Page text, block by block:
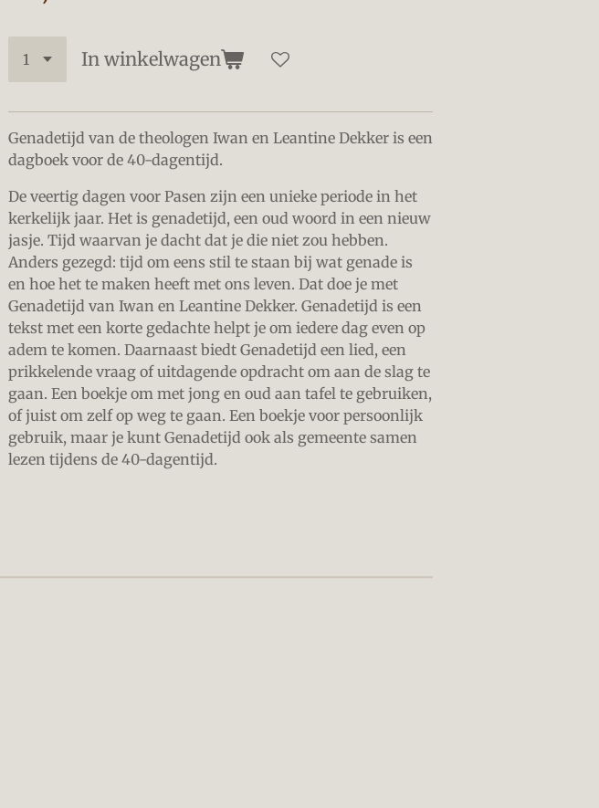
In winkelwagen
Genadetijd van de theologen Iwan en Leantine Dekker is een
dagboek voor de 40-dagentijd.
De veertig dagen voor Pasen zijn een unieke periode in het
kerkelijk jaar. Het is genadetijd, een oud woord in een nieuw
jasje. Tijd waarvan je dacht dat je die niet zou hebben.
Anders gezegd: tijd om eens stil te staan bij wat genade is
en hoe het te maken heeft met ons leven. Dat doe je met
Genadetijd van Iwan en Leantine Dekker. Genadetijd is een
tekst met een korte gedachte helpt je om iedere dag even op
adem te komen. Daarnaast biedt Genadetijd een lied, een
prikkelende vraag of uitdagende opdracht om aan de slag te
gaan. Een boekje om met jong en oud aan tafel te gebruiken,
of juist om zelf op weg te gaan. Een boekje voor persoonlijk
gebruik, maar je kunt Genadetijd ook als gemeente samen
lezen tijdens de 40-dagentijd.